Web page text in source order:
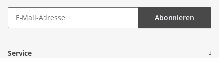
Abonnieren
Service